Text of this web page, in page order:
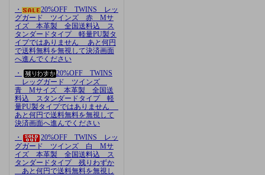
・
20%OFF TWINS レッ
グガード ツインズ 赤 Mサ
イズ 本革製 全国送料込 ス
タンダードタイプ 軽量PU製タ
イプではありません あと何円
で送料無料を無視して決済画面
へ進んでください
・
20%OFF TWINS
レッグガード ツインズ
青 Mサイズ 本革製 全国送
料込 スタンダードタイプ 軽
量PU製タイプではありません
あと何円で送料無料を無視して
決済画面へ進んでください
・
20%OFF TWINS レッ
グガード ツインズ 白 Mサ
イズ 本革製 全国送料込 ス
タンダードタイプ 残りわずか
あと何円で送料無料を無視し